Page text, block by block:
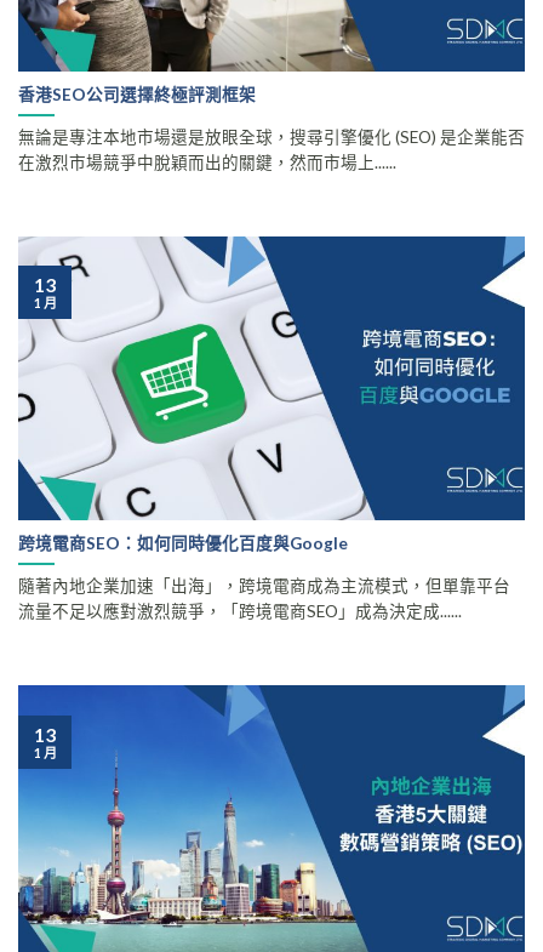
香港SEO公司選擇終極評測框架
無論是專注本地市場還是放眼全球，搜尋引擎優化 (SEO) 是企業能否
在激烈市場競爭中脫穎而出的關鍵，然而市場上......
跨境電商SEO：如何同時優化百度與Google
隨著內地企業加速「出海」，跨境電商成為主流模式，但單靠平台
流量不足以應對激烈競爭，「跨境電商SEO」成為決定成......
13
1 月
13
1 月